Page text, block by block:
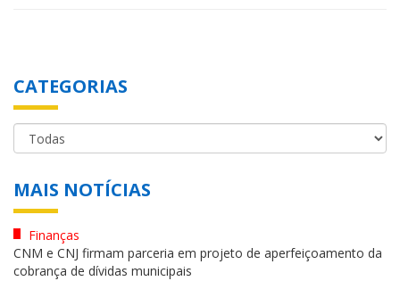
CATEGORIAS
MAIS NOTÍCIAS
Finanças
CNM e CNJ firmam parceria em projeto de aperfeiçoamento da
cobrança de dívidas municipais